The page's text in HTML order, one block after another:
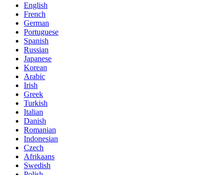
English
French
German
Portuguese
Spanish
Russian
Japanese
Korean
Arabic
Irish
Greek
Turkish
Italian
Danish
Romanian
Indonesian
Czech
Afrikaans
Swedish